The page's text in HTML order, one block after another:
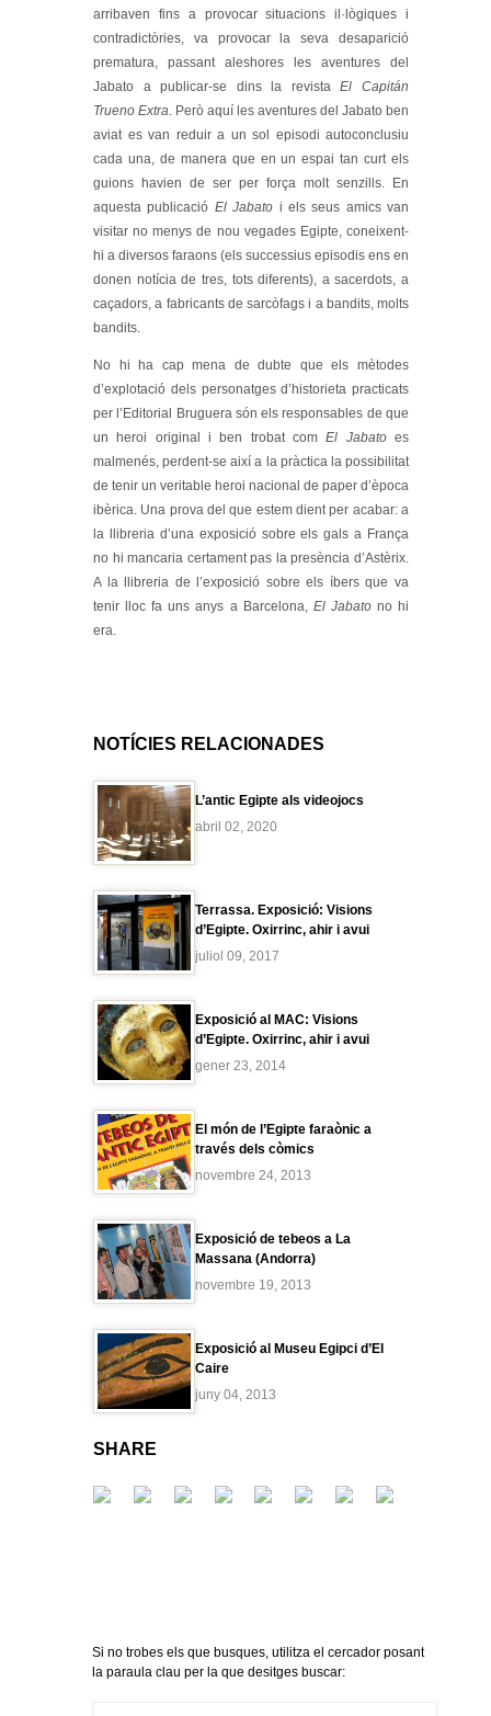
arribaven fins a provocar situacions il·lògiques i
contradictòries, va provocar la seva desaparició
prematura, passant aleshores les aventures del
Jabato a publicar-se dins la revistaEl Capitán
Trueno Extra. Però aquí les aventures del Jabato ben
aviat es van reduir a un sol episodi autoconclusiu
cada una, de manera que en un espai tan curt els
guions havien de ser per força molt senzills. En
aquesta publicació El Jabato i els seus amics van
visitar no menys de nou vegades Egipte, coneixent-
hi a diversos faraons (els successius episodis ens en
donen notícia de tres, tots diferents), a sacerdots, a
caçadors, a fabricants de sarcòfags i a bandits, molts
bandits.
No hi ha cap mena de dubte que els mètodes
d’explotació dels personatges d’historieta practicats
per l’Editorial Bruguera són els responsables de que
un heroi original i ben trobat comEl Jabatoes
malmenés, perdent-se així a la pràctica la possibilitat
de tenir un veritable heroi nacional de paper d’època
ibèrica. Una prova del que estem dient per acabar: a
la llibreria d’una exposició sobre els gals a França
no hi mancaria certament pas la presència d’Astèrix.
A la llibreria de l’exposició sobre els íbers que va
tenir lloc fa uns anys a Barcelona, El Jabatono hi
era.
NOTÍCIES RELACIONADES
L’antic Egipte als videojocs
abril 02, 2020
Terrassa. Exposició: Visions
d’Egipte. Oxirrinc, ahir i avui
juliol 09, 2017
Exposició al MAC: Visions
d’Egipte. Oxirrinc, ahir i avui
gener 23, 2014
El món de l’Egipte faraònic a
través dels còmics
novembre 24, 2013
Exposició de tebeos a La
Massana (Andorra)
novembre 19, 2013
Exposició al Museu Egipci d’El
Caire
juny 04, 2013
SHARE
Si no trobes els que busques, utilitza el cercador posant
la paraula clau per la que desitges buscar: